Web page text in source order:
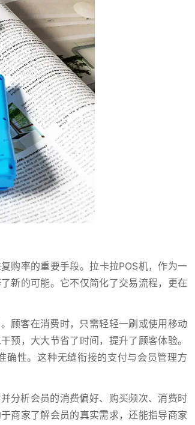
购率的重要手段。拉卡拉POS机，作为一
新的可能。它不仅简化了交易流程，更在
顾客在消费时，只需轻轻一刷或使用移动
预，大大节省了时间，提升了顾客体验。
确性。这种无缝衔接的支付与会员管理方
分析会员的消费偏好、购买频次、消费时
商家了解会员的真实需求，还能指导商家